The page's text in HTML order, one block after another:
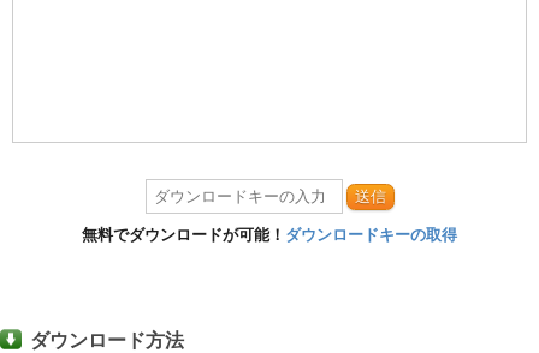
送信
無料でダウンロードが可能！ ダウンロードキーの取得
ダウンロード方法